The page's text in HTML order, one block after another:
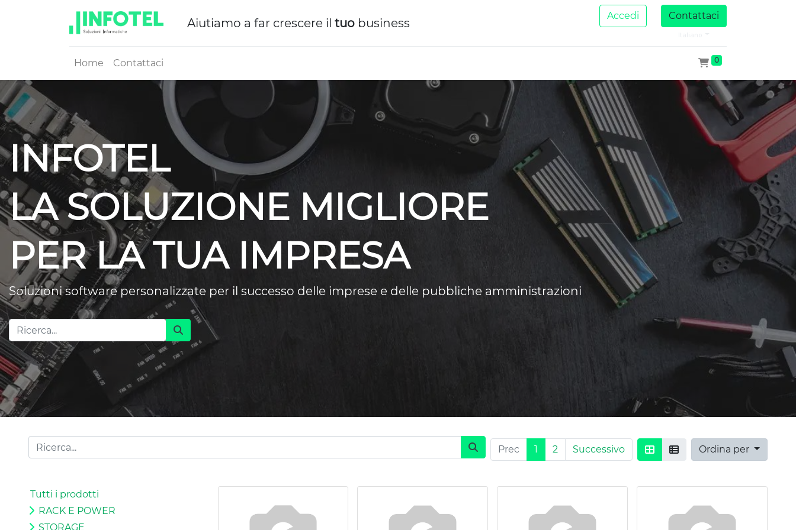
Aiutiamo a far crescere il tuo business
Accedi Contattaci
Home Contattaci 0
INFOTEL
LA SOLUZIONE MIGLIORE
PER LA TUA IMPRESA
Soluzioni software personalizzate per il successo delle imprese e delle pubbliche amministrazioni
Prec 1 2 Successivo Ordina per
Tutti i prodotti
RACK E POWER
STORAGE